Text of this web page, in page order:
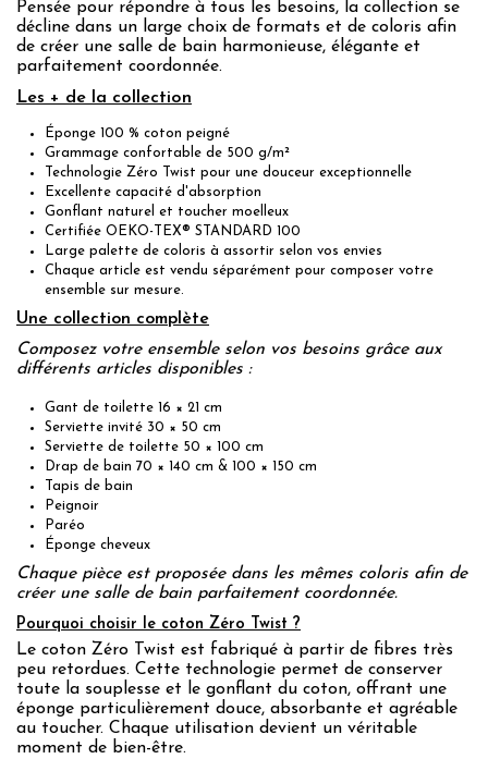
Pensée pour répondre à tous les besoins, la collection se
décline dans un large choix de formats et de coloris afin
de créer une salle de bain harmonieuse, élégante et
parfaitement coordonnée.
Les + de la collection
Éponge 100 % coton peigné
Grammage confortable de 500 g/m²
Technologie Zéro Twist pour une douceur exceptionnelle
Excellente capacité d'absorption
Gonflant naturel et toucher moelleux
Certifiée OEKO-TEX® STANDARD 100
Large palette de coloris à assortir selon vos envies
Chaque article est vendu séparément pour composer votre
ensemble sur mesure.
Une collection complète
Composez votre ensemble selon vos besoins grâce aux
différents articles disponibles :
Gant de toilette 16 × 21 cm
Serviette invité 30 × 50 cm
Serviette de toilette 50 × 100 cm
Drap de bain 70 × 140 cm & 100 × 150 cm
Tapis de bain
Peignoir
Paréo
Éponge cheveux
Chaque pièce est proposée dans les mêmes coloris afin de
créer une salle de bain parfaitement coordonnée.
Pourquoi choisir le coton Zéro Twist ?
Le coton Zéro Twist est fabriqué à partir de fibres très
peu retordues. Cette technologie permet de conserver
toute la souplesse et le gonflant du coton, offrant une
éponge particulièrement douce, absorbante et agréable
au toucher. Chaque utilisation devient un véritable
moment de bien-être.